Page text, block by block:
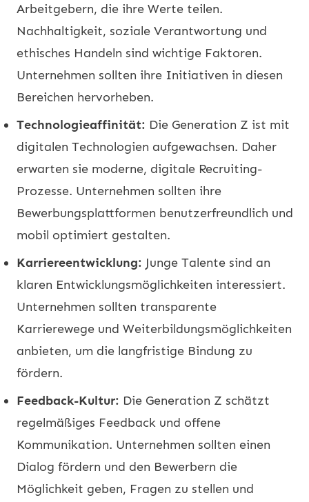
Arbeitgebern, die ihre Werte teilen.
Nachhaltigkeit, soziale Verantwortung und
ethisches Handeln sind wichtige Faktoren.
Unternehmen sollten ihre Initiativen in diesen
Bereichen hervorheben.
Technologieaffinität: Die Generation Z ist mit
digitalen Technologien aufgewachsen. Daher
erwarten sie moderne, digitale Recruiting-
Prozesse. Unternehmen sollten ihre
Bewerbungsplattformen benutzerfreundlich und
mobil optimiert gestalten.
Karriereentwicklung: Junge Talente sind an
klaren Entwicklungsmöglichkeiten interessiert.
Unternehmen sollten transparente
Karrierewege und Weiterbildungsmöglichkeiten
anbieten, um die langfristige Bindung zu
fördern.
Feedback-Kultur: Die Generation Z schätzt
regelmäßiges Feedback und offene
Kommunikation. Unternehmen sollten einen
Dialog fördern und den Bewerbern die
Möglichkeit geben, Fragen zu stellen und